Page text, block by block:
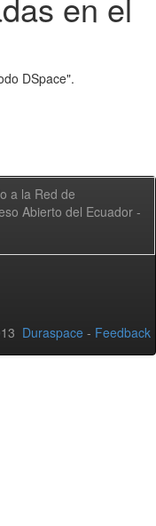
DSpace".
a la Red de
Abierto del Ecuador -
Duraspace - Feedback